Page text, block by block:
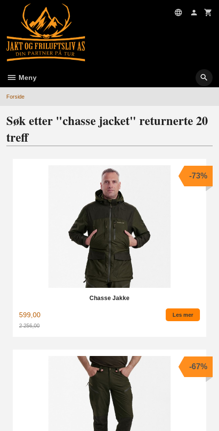
innholdet
Meny
Forside
Søk etter "chasse jacket" returnerte 20
treff
Chasse Jakke
599,00
2 256,00
-73%
Les mer
-67%